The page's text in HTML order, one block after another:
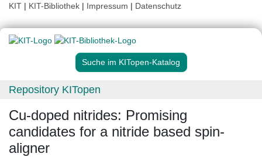
KIT | KIT-Bibliothek | Impressum | Datenschutz
Suche im KITopen-Katalog
Repository KITopen
Cu-doped nitrides: Promising
candidates for a nitride based spin-
aligner